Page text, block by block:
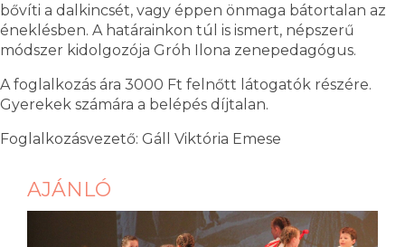
bővíti a dalkincsét, vagy éppen önmaga bátortalan az
éneklésben. A határainkon túl is ismert, népszerű
módszer kidolgozója Gróh Ilona zenepedagógus.
A foglalkozás ára 3000 Ft felnőtt látogatók részére.
Gyerekek számára a belépés díjtalan.
Foglalkozásvezető: Gáll Viktória Emese
AJÁNLÓ